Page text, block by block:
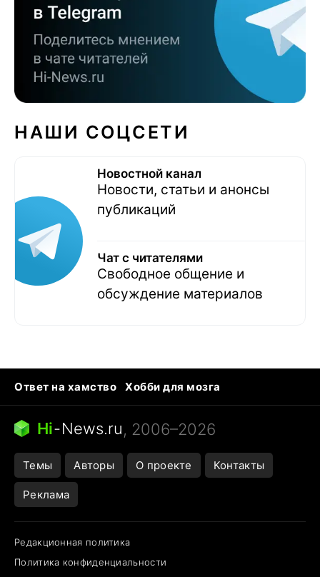
НАШИ СОЦСЕТИ
Новостной канал
Новости, статьи и анонсы
публикаций
Чат с читателями
Свободное общение и
обсуждение материалов
Ответ на хамство
Хобби для мозга
Бензин 100 и 95
Тунцы в океанариуме
Следующая пандемия
Hi-News.ru, 2006–2026
Темы Авторы О проекте Контакты
Реклама
Редакционная политика
Политика конфиденциальности